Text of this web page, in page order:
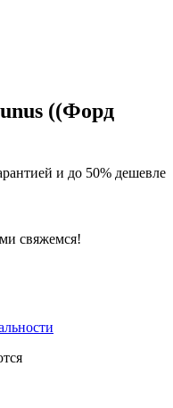
((Форд
и до 50% дешевле
свяжемся!